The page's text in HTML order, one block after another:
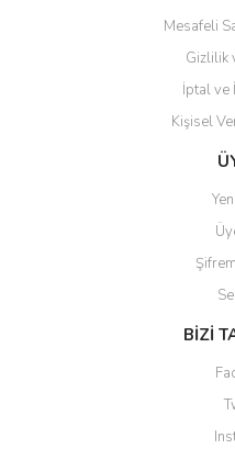
Mesafeli
Gizlilik
İptal ve
Kişisel
BİZİ